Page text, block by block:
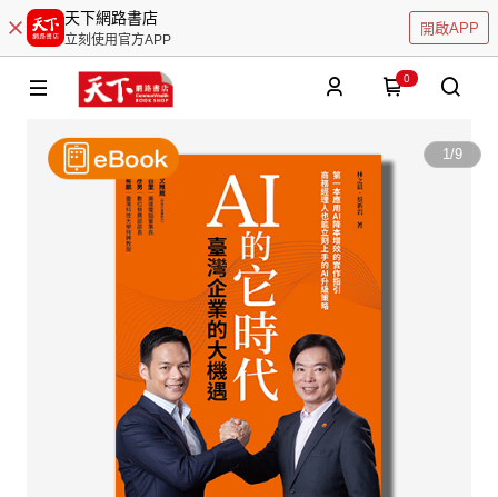
天下網路書店
立刻使用官方APP
開啟APP
0
1/9